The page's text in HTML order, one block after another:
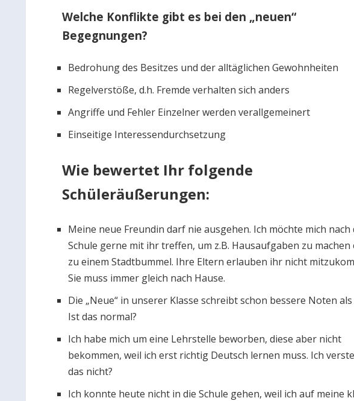
Welche Konflikte gibt es bei den „neuen“
Begegnungen?
Bedrohung des Besitzes und der alltäglichen Gewohnheiten
Regelverstöße, d.h. Fremde verhalten sich anders
Angriffe und Fehler Einzelner werden verallgemeinert
Einseitige Interessendurchsetzung
Wie bewertet Ihr folgende
Schüleräußerungen:
Meine neue Freundin darf nie ausgehen. Ich möchte mich nach
Schule gerne mit ihr treffen, um z.B. Hausaufgaben zu machen
zu einem Stadtbummel. Ihre Eltern erlauben ihr nicht
Sie muss immer gleich nach Hause.
Die „Neue“ in unserer Klasse schreibt schon bessere Noten als
Ist das normal?
Ich habe mich um eine Lehrstelle beworben, diese aber nicht
bekommen, weil ich erst richtig Deutsch lernen muss. Ich
das nicht?
Ich konnte heute nicht in die Schule gehen, weil ich auf meine